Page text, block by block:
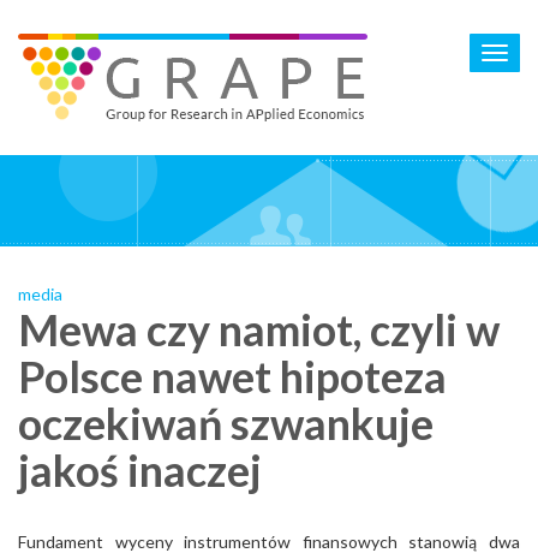
main
content
media
Mewa czy namiot, czyli w
Polsce nawet hipoteza
oczekiwań szwankuje
jakoś inaczej
Fundament wyceny instrumentów finansowych stanowią dwa